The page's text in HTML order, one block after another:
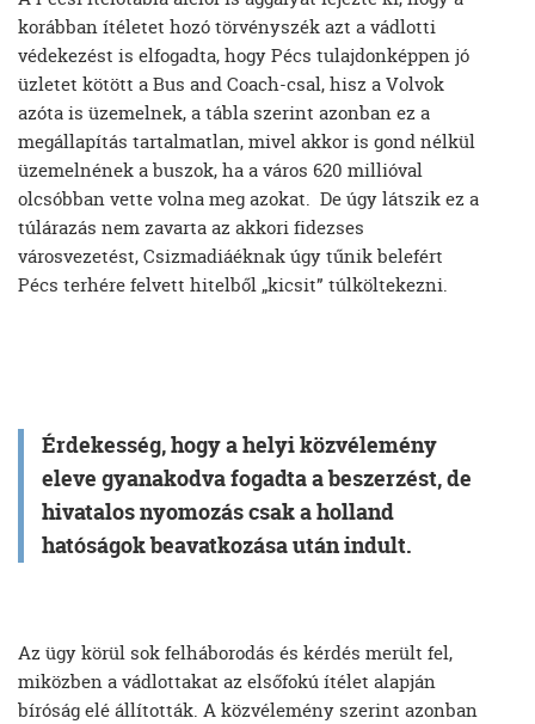
korábban ítéletet hozó törvényszék azt a vádlotti
védekezést is elfogadta, hogy Pécs tulajdonképpen jó
üzletet kötött a Bus and Coach-csal, hisz a Volvok
azóta is üzemelnek, a tábla szerint azonban ez a
megállapítás tartalmatlan, mivel akkor is gond nélkül
üzemelnének a buszok, ha a város 620 millióval
olcsóbban vette volna meg azokat. De úgy látszik ez a
túlárazás nem zavarta az akkori fidezses
városvezetést, Csizmadiáéknak úgy tűnik belefért
Pécs terhére felvett hitelből „kicsit” túlköltekezni.
Érdekesség, hogy a helyi közvélemény
eleve gyanakodva fogadta a beszerzést, de
hivatalos nyomozás csak a holland
hatóságok beavatkozása után indult.
Az ügy körül sok felháborodás és kérdés merült fel,
miközben a vádlottakat az elsőfokú ítélet alapján
bíróság elé állították. A közvélemény szerint azonban